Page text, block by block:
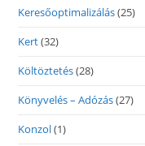
Keresőoptimalizálás(25)
Kert(32)
Költöztetés(28)
Könyvelés – Adózás(27)
Konzol(1)